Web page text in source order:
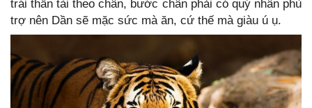
trái thần tài theo chân, bước chân phải có quý nhân phù
trợ nên Dần sẽ mặc sức mà ăn, cứ thế mà giàu ú ụ.